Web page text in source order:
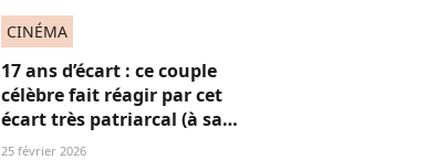
Hollywood (et on
CINÉMA
17 ans d’écart : ce couple
célèbre fait réagir par cet
écart très patriarcal (à sa
tête, une grande actrice
25 février 2026